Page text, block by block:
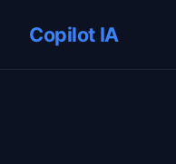
Copilot IA